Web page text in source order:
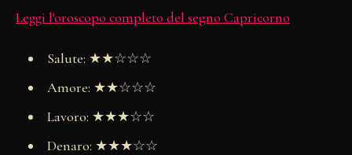
Leggi l'oroscopo completo del segno Capricorno
Salute: ★★☆☆☆
Amore: ★★☆☆☆
Lavoro: ★★★☆☆
Denaro: ★★★☆☆